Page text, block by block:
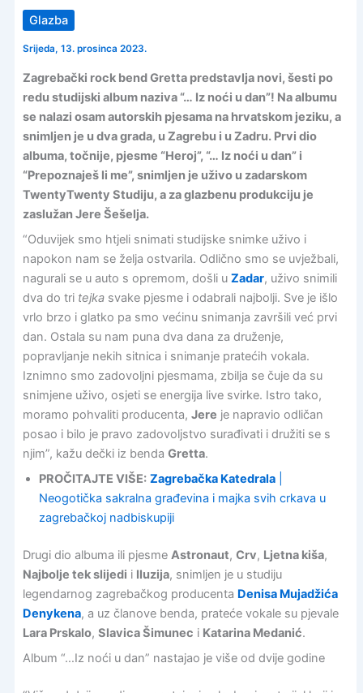
Glazba
Srijeda, 13. prosinca 2023.
Zagrebački rock bend Gretta predstavlja novi, šesti po
redu studijski album naziva “… Iz noći u dan”! Na albumu
se nalazi osam autorskih pjesama na hrvatskom jeziku, a
snimljen je u dva grada, u Zagrebu i u Zadru. Prvi dio
albuma, točnije, pjesme “Heroj”, “… Iz noći u dan” i
“Prepoznaješ li me”, snimljen je uživo u zadarskom
TwentyTwenty Studiju, a za glazbenu produkciju je
zaslužan Jere Šešelja.
“Oduvijek smo htjeli snimati studijske snimke uživo i
napokon nam se želja ostvarila. Odlično smo se uvježbali,
nagurali se u auto s opremom, došli u Zadar, uživo snimili
dva do tri tejkasvake pjesme i odabrali najbolji. Sve je išlo
vrlo brzo i glatko pa smo većinu snimanja završili već prvi
dan. Ostala su nam puna dva dana za druženje,
popravljanje nekih sitnica i snimanje pratećih vokala.
Iznimno smo zadovoljni pjesmama, zbilja se čuje da su
snimjene uživo, osjeti se energija live svirke. Istro tako,
moramo pohvaliti producenta, Jere je napravio odličan
posao i bilo je pravo zadovoljstvo surađivati i družiti se s
njim”, kažu dečki iz benda Gretta.
PROČITAJTE VIŠE: Zagrebačka Katedrala|
Neogotička sakralna građevina i majka svih crkava u
zagrebačkoj nadbiskupiji
Drugi dio albuma ili pjesme Astronaut, Crv, Ljetna kiša,
Najbolje tek slijedi i Iluzija, snimljen je u studiju
legendarnog zagrebačkog producenta Denisa Mujadžića
Denykena, a uz članove benda, prateće vokale su pjevale
Lara Prskalo, Slavica Šimunec i Katarina Medanić.
Album “…Iz noći u dan” nastajao je više od dvije godine